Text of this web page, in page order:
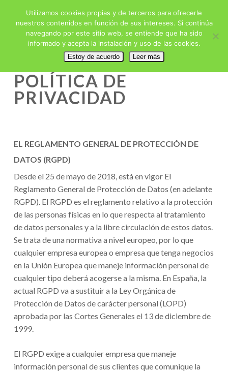
POLÍTICA DE
PRIVACIDAD
EL REGLAMENTO GENERAL DE PROTECCIÓN DE
DATOS (RGPD)
Desde el 25 de mayo de 2018, está en vigor El
Reglamento General de Protección de Datos (en adelante
RGPD). El RGPD es el reglamento relativo a la protección
de las personas físicas en lo que respecta al tratamiento
de datos personales y a la libre circulación de estos datos.
Se trata de una normativa a nivel europeo, por lo que
cualquier empresa europea o empresa que tenga negocios
en la Unión Europea que maneje información personal de
cualquier tipo deberá acogerse a la misma. En España, la
actual RGPD va a sustituir a la Ley Orgánica de
Protección de Datos de carácter personal (LOPD)
aprobada por las Cortes Generales el 13 de diciembre de
1999.
El RGPD exige a cualquier empresa que maneje
información personal de sus clientes que comunique la
Close
Utilizamos cookies propias y de terceros para ofrecerle
nuestros contenidos en función de sus intereses. Si continúa
navegando por este sitio web, se entiende que ha sido
informado y acepta la instalación y uso de las cookies.
Estoy de acuerdo Leer más